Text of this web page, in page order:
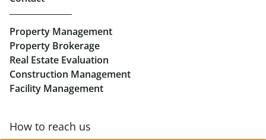
Retail in Linz
Property Management
Property Brokerage
Real Estate Evaluation
Construction Management
Facility Management
How to reach us